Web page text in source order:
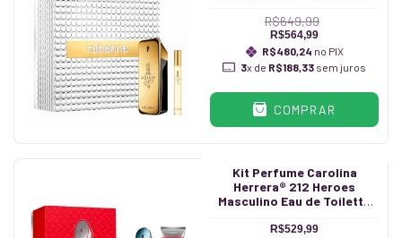
R$649,99
R$564,99
R$480,24 no PIX
3x de R$188,33sem juros
COMPRAR
Kit Perfume Carolina
Herrera® 212 Heroes
Masculino Eau de Toilette
R$529,99